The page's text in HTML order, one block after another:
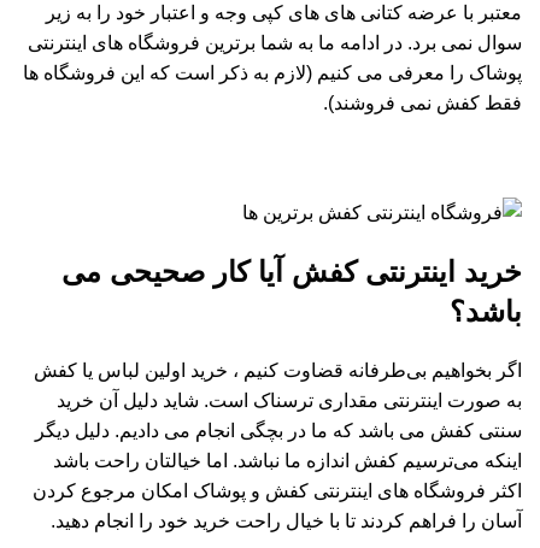
معتبر با عرضه کتانی های های کپی وجه و اعتبار خود را به زیر
سوال نمی برد. در ادامه ما به شما برترین فروشگاه های اینترنتی
پوشاک را معرفی می کنیم (لازم به ذکر است که این فروشگاه ها
فقط کفش نمی فروشند).
خرید اینترنتی کفش آیا کار صحیحی می
باشد؟
اگر بخواهیم بی‌طرفانه قضاوت کنیم ، خرید اولین لباس یا کفش
به صورت اینترنتی مقداری ترسناک است. شاید دلیل آن خرید
سنتی کفش می باشد که ما در بچگی انجام می دادیم. دلیل دیگر
اینکه می‌ترسیم کفش اندازه ما نباشد. اما خیالتان راحت باشد
اکثر فروشگاه های اینترنتی کفش و پوشاک امکان مرجوع کردن
آسان را فراهم کردند تا با خیال راحت خرید خود را انجام دهید.